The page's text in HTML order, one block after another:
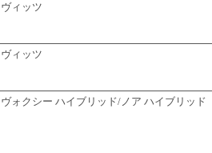
ヴィッツ
ヴィッツ
ヴォクシー ハイブリッド/ノア ハイブリッド